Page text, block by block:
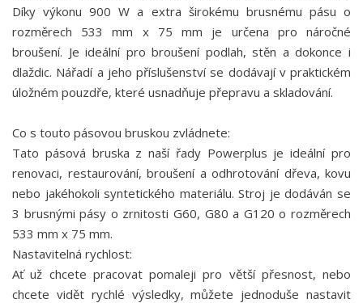
Díky výkonu 900 W a extra širokému brusnému pásu o
rozměrech 533 mm x 75 mm je určena pro náročné
broušení. Je ideální pro broušení podlah, stěn a dokonce i
dlaždic. Nářadí a jeho příslušenství se dodávají v praktickém
úložném pouzdře, které usnadňuje přepravu a skladování.
Co s touto pásovou bruskou zvládnete:
Tato pásová bruska z naší řady Powerplus je ideální pro
renovaci, restaurování, broušení a odhrotování dřeva, kovu
nebo jakéhokoli syntetického materiálu. Stroj je dodáván se
3 brusnými pásy o zrnitosti G60, G80 a G120 o rozměrech
533 mm x 75 mm.
Nastavitelná rychlost:
Ať už chcete pracovat pomaleji pro větší přesnost, nebo
chcete vidět rychlé výsledky, můžete jednoduše nastavit